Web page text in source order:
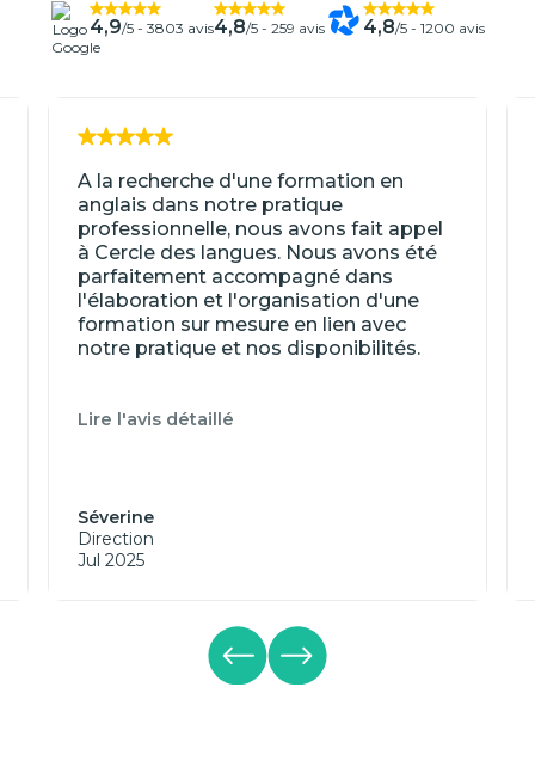
4,9/5 - 3803 avis4,8/5 - 259 avis 4,8/5 - 1200 avis
A la recherche d'une formation en
anglais dans notre pratique
professionnelle, nous avons fait appel
à Cercle des langues. Nous avons été
parfaitement accompagné dans
l'élaboration et l'organisation d'une
formation sur mesure en lien avec
notre pratique et nos disponibilités.
Lire l'avis détaillé
Séverine
Direction
Jul 2025